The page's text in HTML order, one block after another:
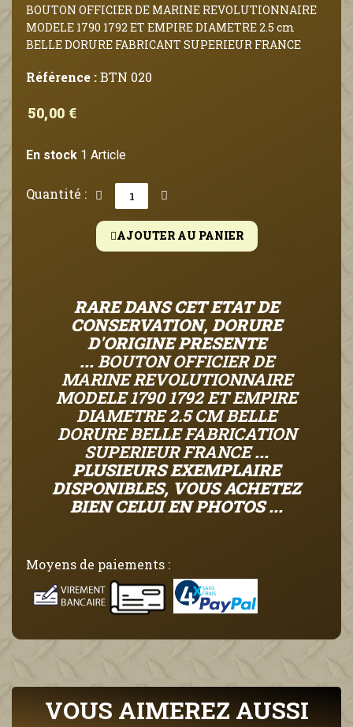
BOUTON OFFICIER DE MARINE REVOLUTIONNAIRE
MODELE 1790 1792 ET EMPIRE DIAMETRE 2.5 cm
BELLE DORURE FABRICANT SUPERIEUR FRANCE
Référence :BTN 020
50,00 €
En stock 1 Article
Quantité :
AJOUTER AU PANIER
RARE DANS CET ETAT DE
CONSERVATION, DORURE
D'ORIGINE PRESENTE
...BOUTON OFFICIER DE
MARINE REVOLUTIONNAIRE
MODELE 1790 1792 ET EMPIRE
DIAMETRE 2.5 CM BELLE
DORURE BELLE FABRICATION
SUPERIEUR FRANCE...
PLUSIEURS EXEMPLAIRE
DISPONIBLES, VOUS ACHETEZ
BIENCELUI EN PHOTOS ...
Moyens de paiements :
VOUS AIMEREZ AUSSI